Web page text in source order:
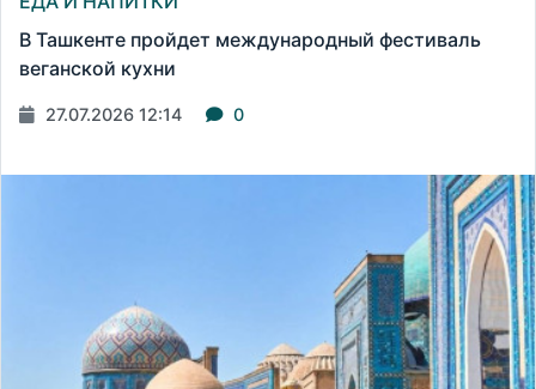
В Ташкенте пройдет международный фестиваль
веганской кухни
27.07.2026 12:14 0